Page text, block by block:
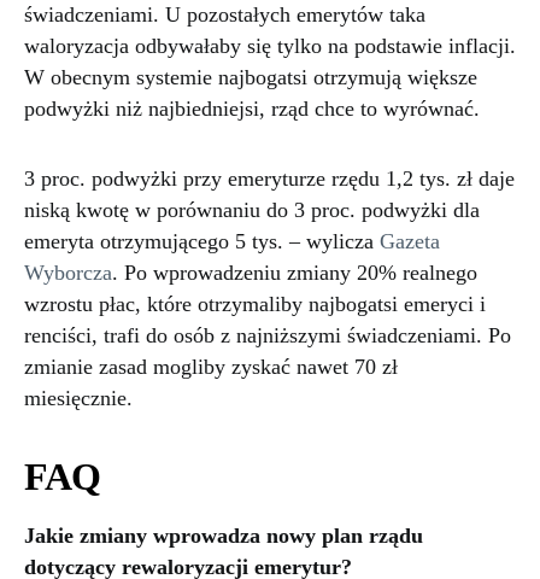
świadczeniami. U pozostałych emerytów taka
waloryzacja odbywałaby się tylko na podstawie inflacji.
W obecnym systemie najbogatsi otrzymują większe
podwyżki niż najbiedniejsi, rząd chce to wyrównać.
3 proc. podwyżki przy emeryturze rzędu 1,2 tys. zł daje
niską kwotę w porównaniu do 3 proc. podwyżki dla
emeryta otrzymującego 5 tys. – wylicza Gazeta
Wyborcza. Po wprowadzeniu zmiany 20% realnego
wzrostu płac, które otrzymaliby najbogatsi emeryci i
renciści, trafi do osób z najniższymi świadczeniami. Po
zmianie zasad mogliby zyskać nawet 70 zł
miesięcznie.
FAQ
Jakie zmiany wprowadza nowy plan rządu
dotyczący rewaloryzacji emerytur?